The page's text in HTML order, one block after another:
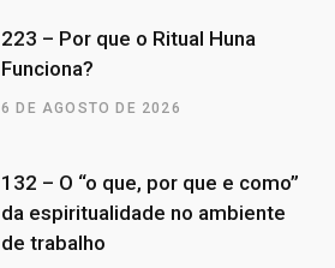
223 – Por que o Ritual Huna
Funciona?
6 DE AGOSTO DE 2026
132 – O “o que, por que e como”
da espiritualidade no ambiente
de trabalho